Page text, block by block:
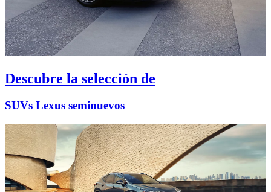
Descubre la selección de
SUVs Lexus seminuevos